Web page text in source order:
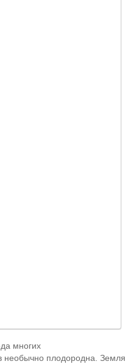
многих
необычно плодородна. Земля